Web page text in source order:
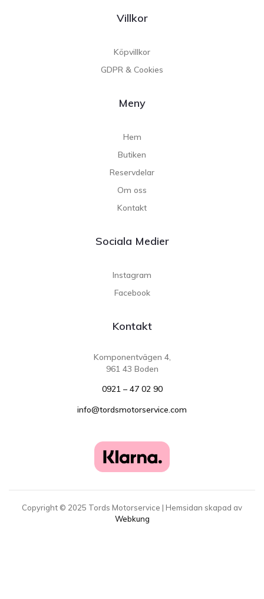
Villkor
Köpvillkor
GDPR & Cookies
Meny
Hem
Butiken
Reservdelar
Om oss
Kontakt
Sociala Medier
Instagram
Facebook
Kontakt
Komponentvägen 4,
961 43 Boden
0921 – 47 02 90
info@tordsmotorservice.com
Copyright © 2025 Tords Motorservice | Hemsidan skapad av
Webkung